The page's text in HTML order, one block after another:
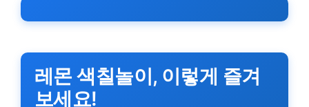
레몬 색칠놀이, 이렇게 즐겨
보세요!